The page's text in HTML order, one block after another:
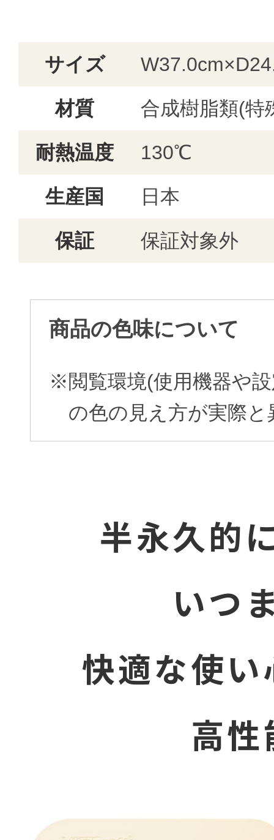
サイズ
材質
合成樹脂類(特
耐熱温度
130℃
生産国
日本
保証
保証対象外
商品の色味について
※閲覧環境(使用機器や
の色の見え方が実際
半永久的
いつ
快適な使
高